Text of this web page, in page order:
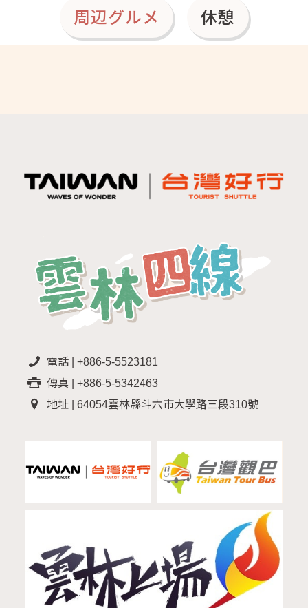
周辺グルメ 休憩
電話 | +886-5-5523181
傳真 | +886-5-5342463
地址 | 64054雲林縣斗六市大學路三段310號